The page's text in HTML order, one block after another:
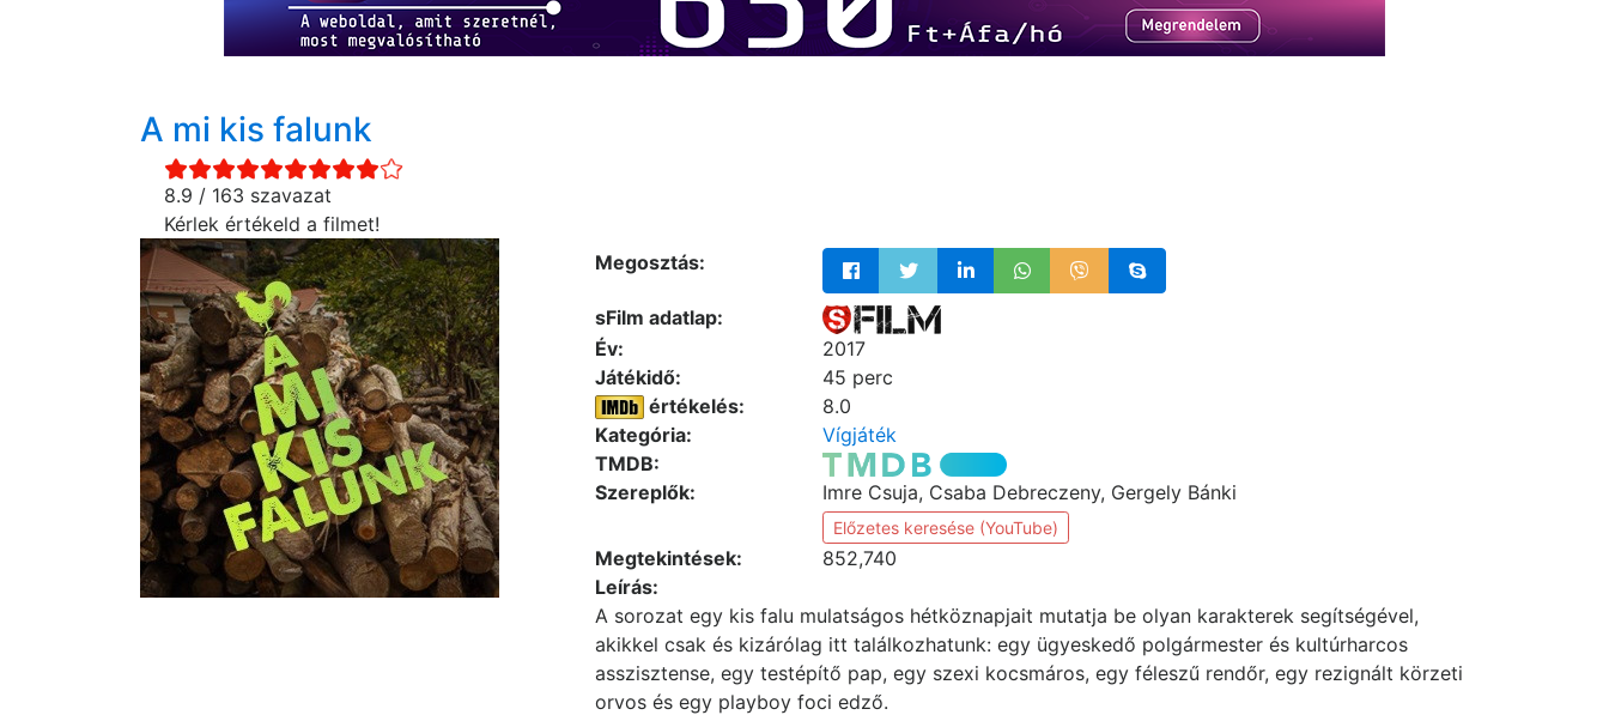
A mi kis falunk
8.9 / 163 szavazat
Kérlek értékeld a filmet!
Megosztás:
sFilm adatlap:
Év:
2017
Játékidő:
45 perc
értékelés:
8.0
Kategória:
Vígjáték
TMDB:
Szereplők:
Imre Csuja, Csaba Debreczeny, Gergely Bánki
Előzetes keresése (YouTube)
Megtekintések:
852,740
Leírás:
A sorozat egy kis falu mulatságos hétköznapjait mutatja be olyan karakterek segítségével,
akikkel csak és kizárólag itt találkozhatunk: egy ügyeskedő polgármester és kultúrharcos
asszisztense, egy testépítő pap, egy szexi kocsmáros, egy féleszű rendőr, egy rezignált körzeti
orvos és egy playboy foci edző.